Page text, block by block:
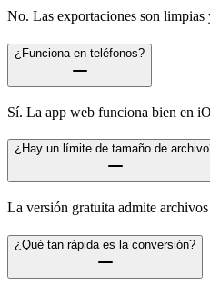
No. Las exportaciones son limpias
¿Funciona en teléfonos?
Sí. La app web funciona bien en
¿Hay un límite de tamaño de
La versión gratuita admite
¿Qué tan rápida es la conversión?